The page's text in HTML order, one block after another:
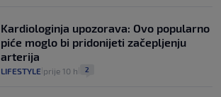
Kardiologinja upozorava: Ovo popularno
piće moglo bi pridonijeti začepljenju
arterija
LIFESTYLE prije 10 h 2